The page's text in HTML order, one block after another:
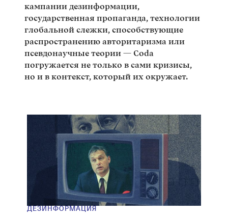
кампании дезинформации,
государственная пропаганда, технологии
глобальной слежки, способствующие
распространению авторитаризма или
псевдонаучные теории — Coda
погружается не только в сами кризисы,
но и в контекст, который их окружает.
ДЕЗИНФОРМАЦИЯ